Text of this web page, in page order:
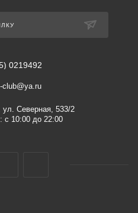
0219492
club@ya.ru
ул. Северная, 533/2
с 10:00 до 22:00